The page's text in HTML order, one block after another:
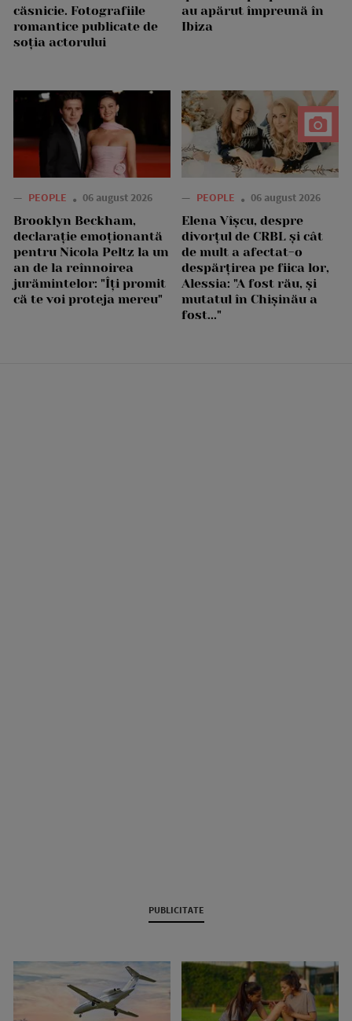
căsnicie. Fotografiile
romantice publicate de
soția actorului
au apărut împreună în
Ibiza
— PEOPLE 06 august 2026
Brooklyn Beckham,
declarație emoționantă
pentru Nicola Peltz la un
an de la reînnoirea
jurămintelor: "Îți promit
că te voi proteja mereu"
— PEOPLE 06 august 2026
Elena Vîșcu, despre
divorțul de CRBL și cât
de mult a afectat-o
despărțirea pe fiica lor,
Alessia: "A fost rău, și
mutatul în Chișinău a
fost..."
PUBLICITATE